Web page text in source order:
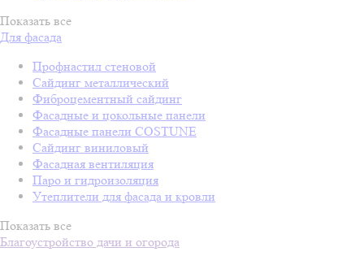
Показать все
Для фасада
Профнастил стеновой
Сайдинг металлический
Фиброцементный сайдинг
Фасадные и цокольные панели
Фасадные панели COSTUNE
Сайдинг виниловый
Фасадная вентиляция
Паро и гидроизоляция
Утеплители для фасада и кровли
Показать все
Благоустройство дачи и огорода